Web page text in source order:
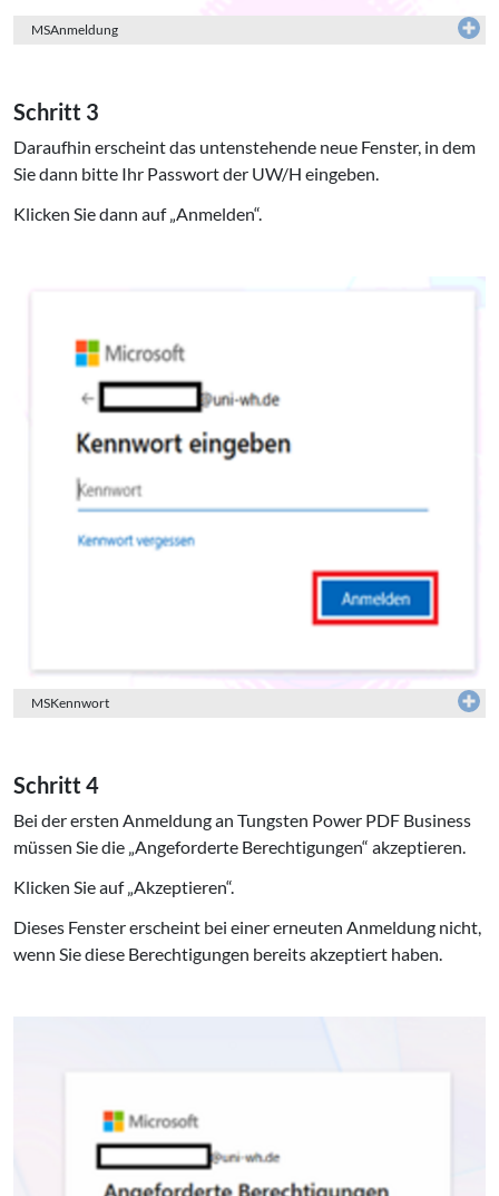
MSAnmeldung
Schritt 3
Daraufhin erscheint das untenstehende neue Fenster, in dem
Sie dann bitte Ihr Passwort der UW/H eingeben.
Klicken Sie dann auf „Anmelden“.
MSKennwort
Schritt 4
Bei der ersten Anmeldung an Tungsten Power PDF Business
müssen Sie die „Angeforderte Berechtigungen“ akzeptieren.
Klicken Sie auf „Akzeptieren“.
Dieses Fenster erscheint bei einer erneuten Anmeldung nicht,
wenn Sie diese Berechtigungen bereits akzeptiert haben.